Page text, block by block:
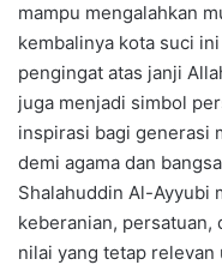
mampu mengalahkan
kembalinya kota suci
pengingat atas janji
juga menjadi simbol
inspirasi bagi generasi
demi agama dan
Shalahuddin Al-Ayyubi
keberanian, persatuan,
nilai yang tetap